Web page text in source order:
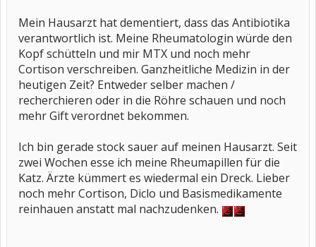
Mein Hausarzt hat dementiert, dass das Antibiotika
verantwortlich ist. Meine Rheumatologin würde den
Kopf schütteln und mir MTX und noch mehr
Cortison verschreiben. Ganzheitliche Medizin in der
heutigen Zeit? Entweder selber machen /
recherchieren oder in die Röhre schauen und noch
mehr Gift verordnet bekommen.
Ich bin gerade stock sauer auf meinen Hausarzt. Seit
zwei Wochen esse ich meine Rheumapillen für die
Katz. Ärzte kümmert es wiedermal ein Dreck. Lieber
noch mehr Cortison, Diclo und Basismedikamente
reinhauen anstatt mal nachzudenken.